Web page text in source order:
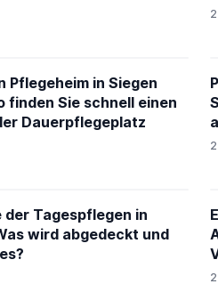
Pflegeheim in Siegen
finden Sie schnell einen
Dauerpflegeplatz
der Tagespflegen in
wird abgedeckt und